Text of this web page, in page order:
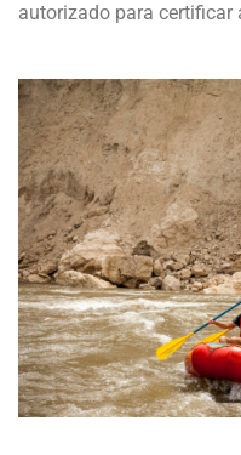
autorizado para certificar